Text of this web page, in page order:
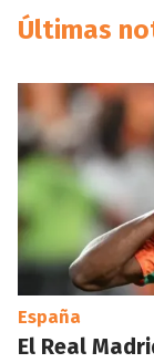
Últimas
España
El Real